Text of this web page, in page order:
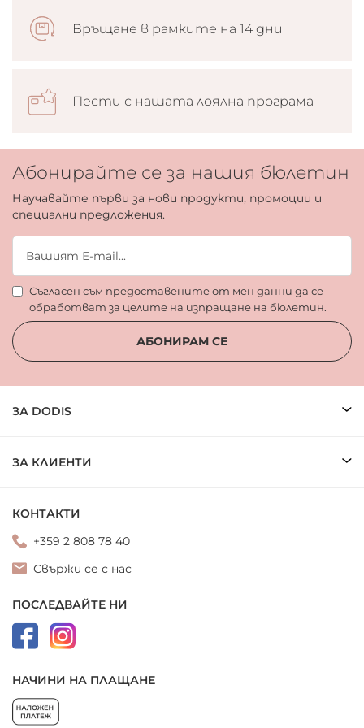
40)]. SHADE 1,9,16 : MICA, TALC, MAGNESIUM STEARATE,
POLYETHYLENE, POLYBUTENE, TIN OXIDE,
METHYLPARABEN, PROPYLPARABEN,
CONTENIR): CI 77891 (TITANIUM DIOXIDE), CI 77007
(ULTRAMARINES), CI 15850 (RED 7), CI 15985 (YELLOW 6), CI
75470 (CARMINE), CI 16035 (RED 40)].
Връщане в рамките на 14 дни
Пести с нашата лоялна програма
Абонирайте се за нашия бюлетин
Научавайте първи за нови продукти, промоции и
специални предложения.
Съгласен съм предоставените от мен данни да се
обработват за целите на изпращане на бюлетин.
АБОНИРАМ СЕ
ЗА DODIS
ЗА КЛИЕНТИ
КОНТАКТИ
+359 2 808 78 40
Свържи се с нас
ПОСЛЕДВАЙТЕ НИ
НАЧИНИ НА ПЛАЩАНЕ